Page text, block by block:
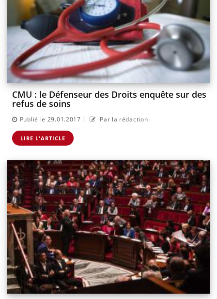
CMU : le Défenseur des Droits enquête sur des
refus de soins
Publié le 29.01.2017 | Par la rédaction
LIRE L'ARTICLE